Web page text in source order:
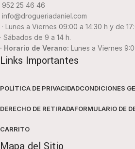
952 25 46 46
info@drogueriadaniel.com
· Lunes a Viernes 09:00 a 14:30 h y de
· Sábados de 9 a 14 h.
· Horario de Verano: Lunes a Viernes
Links Importantes
POLÍTICA DE PRIVACIDADCONDICIONES
DERECHO DE RETIRADAFORMULARIO DE
CARRITO